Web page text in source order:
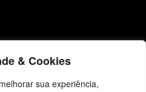
& Cookies
sua experiência,